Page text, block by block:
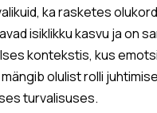
ka rasketes
isiklikku kasvu ja on
kontekstis, kus
olulist rolli
turvalisuses.